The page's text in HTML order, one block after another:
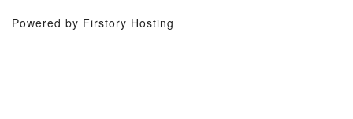
Powered by Firstory Hosting